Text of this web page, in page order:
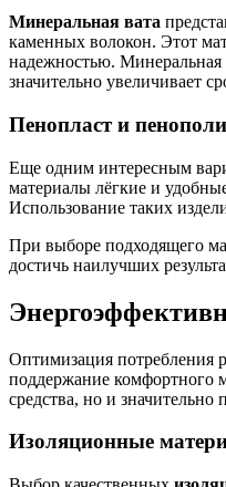
Минеральная вата
каменных волокон. Этот
надежностью. Минеральная
значительно увеличивает
Пенопласт и
Еще одним интересным
материалы лёгкие и
Использование таких
При выборе подходящего
достичь наилучших
Оптимизация потребления
поддержание комфортного
средства, но и значительно
Изоляционные